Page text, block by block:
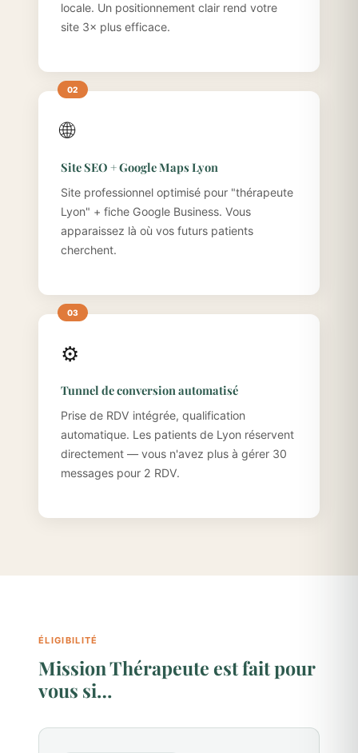
locale. Un positionnement clair rend votre
site 3× plus efficace.
🌐
Site SEO + Google Maps Lyon
Site professionnel optimisé pour "thérapeute
Lyon" + fiche Google Business. Vous
apparaissez là où vos futurs patients
cherchent.
⚙️
Tunnel de conversion automatisé
Prise de RDV intégrée, qualification
automatique. Les patients de Lyon réservent
directement — vous n'avez plus à gérer 30
messages pour 2 RDV.
ÉLIGIBILITÉ
Mission Thérapeute est fait pour
vous si…